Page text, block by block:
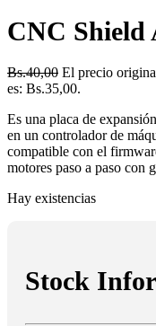
CNC Shield
Bs.40,00 El precio
es: Bs.35,00.
Es una placa de
en un controlador de
compatible con el
motores paso a paso con
Hay existencias
Stock